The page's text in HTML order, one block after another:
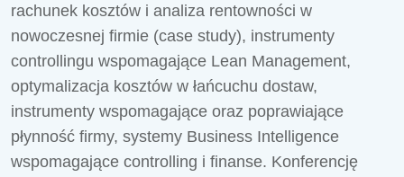
rachunek kosztów i analiza rentowności w
nowoczesnej firmie (case study), instrumenty
controllingu wspomagające Lean Management,
optymalizacja kosztów w łańcuchu dostaw,
instrumenty wspomagające oraz poprawiające
płynność firmy, systemy Business Intelligence
wspomagające controlling i finanse. Konferencję